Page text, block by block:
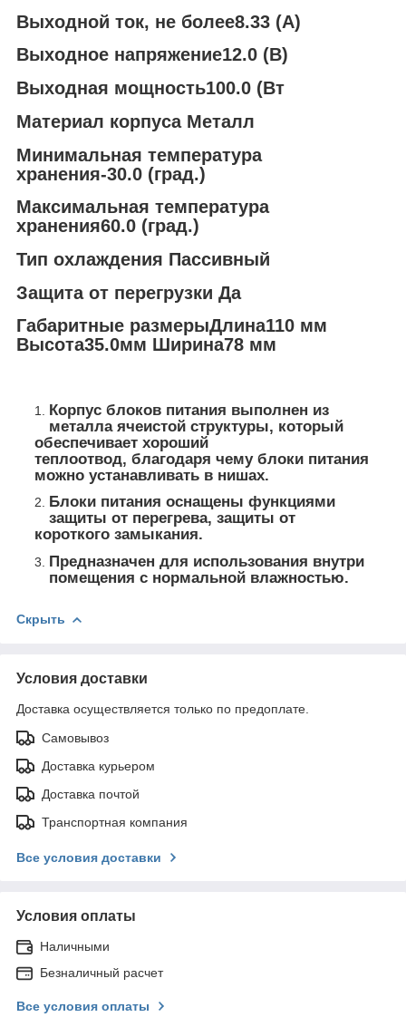
Выходной ток, не более8.33 (А)
Выходное напряжение12.0 (В)
Выходная мощность100.0 (Вт
Материал корпусаМеталл
Минимальная температура
хранения-30.0 (град.)
Максимальная температура
хранения60.0 (град.)
Тип охлаждения Пассивный
Защита от перегрузки Да
Габаритные размерыДлина110 мм
Высота35.0мм Ширина78 мм
Корпус блоков питания выполнен из
металла ячеистой структуры, который
обеспечивает хороший
теплоотвод, благодаря чему блоки питания
можно устанавливать в нишах.
Блоки питания оснащены функциями
защиты от перегрева, защиты от
короткого замыкания.
Предназначен для использования внутри
помещения с нормальной влажностью.
Скрыть
Условия доставки
Доставка осуществляется только по предоплате.
Самовывоз
Доставка курьером
Доставка почтой
Транспортная компания
Все условия доставки
Условия оплаты
Наличными
Безналичный расчет
Все условия оплаты